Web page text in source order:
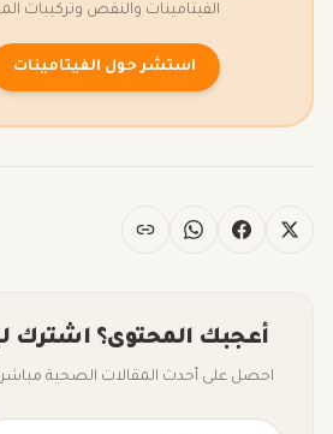
الفيتامينات والنقص وتركيبات
استشر حول الفيتامينات
أعجبك المحتوى؟ اشترك
احصل على أحدث المقالات الصحية مباشرة